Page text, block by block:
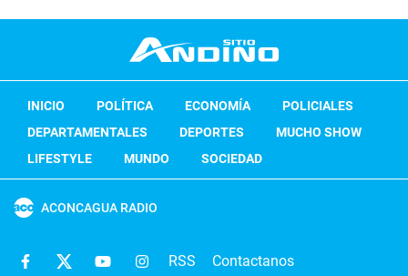
INICIO POLÍTICA ECONOMÍA
POLICIALES
DEPARTAMENTALES
DEPORTES
MUCHO SHOW
LIFESTYLE
MUNDO SOCIEDAD
ACONCAGUA RADIO
RSS Contactanos